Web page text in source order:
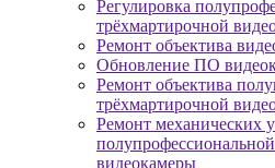
Регулировка
трёхмартирочной
Ремонт объектива
Обновление ПО
Ремонт объектива
трёхмартирочной
Ремонт механических
видеокамеры